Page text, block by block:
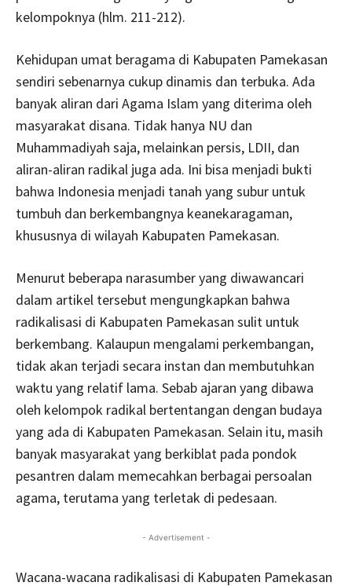
kelompoknya (hlm. 211-212).
Kehidupan umat beragama di Kabupaten Pamekasan
sendiri sebenarnya cukup dinamis dan terbuka. Ada
banyak aliran dari Agama Islam yang diterima oleh
masyarakat disana. Tidak hanya NU dan
Muhammadiyah saja, melainkan persis, LDII, dan
aliran-aliran radikal juga ada. Ini bisa menjadi bukti
bahwa Indonesia menjadi tanah yang subur untuk
tumbuh dan berkembangnya keanekaragaman,
khususnya di wilayah Kabupaten Pamekasan.
Menurut beberapa narasumber yang diwawancari
dalam artikel tersebut mengungkapkan bahwa
radikalisasi di Kabupaten Pamekasan sulit untuk
berkembang. Kalaupun mengalami perkembangan,
tidak akan terjadi secara instan dan membutuhkan
waktu yang relatif lama. Sebab ajaran yang dibawa
oleh kelompok radikal bertentangan dengan budaya
yang ada di Kabupaten Pamekasan. Selain itu, masih
banyak masyarakat yang berkiblat pada pondok
pesantren dalam memecahkan berbagai persoalan
agama, terutama yang terletak di pedesaan.
- Advertisement -
Wacana-wacana radikalisasi di Kabupaten Pamekasan